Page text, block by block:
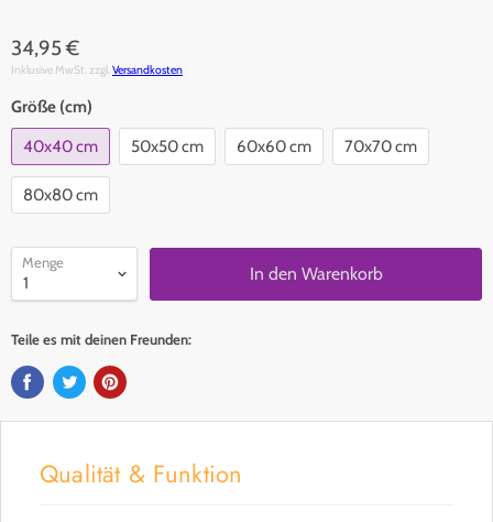
34,95 €
Inklusive MwSt. zzgl. Versandkosten
Größe (cm)
40x40 cm
50x50 cm 60x60 cm 70x70 cm
80x80 cm
Menge
In den Warenkorb
Teile es mit deinen Freunden:
Qualität & Funktion